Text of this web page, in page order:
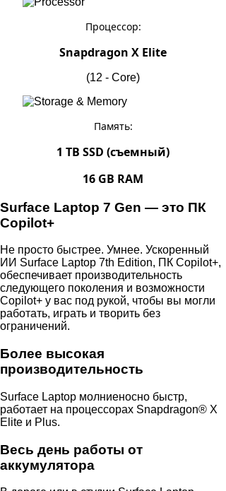
Процессор:
Snapdragon X Elite
(12 - Core)
Память:
1 TB SSD (съемный)
16 GB RAM
Surface Laptop 7 Gen — это ПК
Copilot+
Не просто быстрее. Умнее. Ускоренный
ИИ Surface Laptop 7th Edition, ПК Copilot+,
обеспечивает производительность
следующего поколения и возможности
Copilot+ у вас под рукой, чтобы вы могли
работать, играть и творить без
ограничений.
Более высокая
производительность
Surface Laptop молниеносно быстр,
работает на процессорах Snapdragon® X
Elite и Plus.
Весь день работы от
аккумулятора